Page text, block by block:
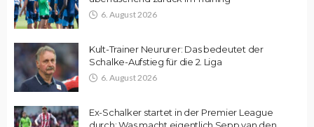
6. August 2026
Kult-Trainer Neururer: Das bedeutet der
Schalke-Aufstieg für die 2. Liga
6. August 2026
Ex-Schalker startet in der Premier League
durch: Was macht eigentlich Sepp van den